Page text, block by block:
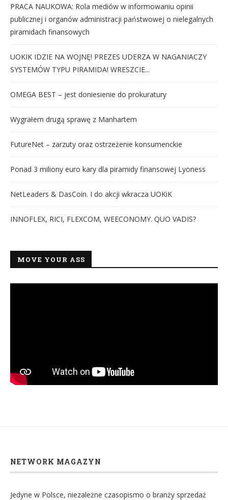
PRACA NAUKOWA: Rola mediów w informowaniu opinii
publicznej i organów administracji państwowej o nielegalnych
piramidach finansowych
UOKIK IDZIE NA WOJNĘ! PREZES UDERZA W NAGANIACZY
SYSTEMÓW TYPU PIRAMIDA! WRESZCIE...
OMEGA BEST – jest doniesienie do prokuratury
Wygrałem drugą sprawę z Manhartem
FutureNet – zarzuty oraz ostrzeżenie konsumenckie
Ponad 3 miliony euro kary dla piramidy finansowej Lyoness
NetLeaders & DasCoin. I do akcji wkracza UOKiK
INNOFLEX, RICI, FLEXCOM, WEECONOMY. QUO VADIS?
MOVE YOUR ASS
NETWORK MAGAZYN
Jedyne w Polsce, niezależne czasopismo o branży sprzedaż